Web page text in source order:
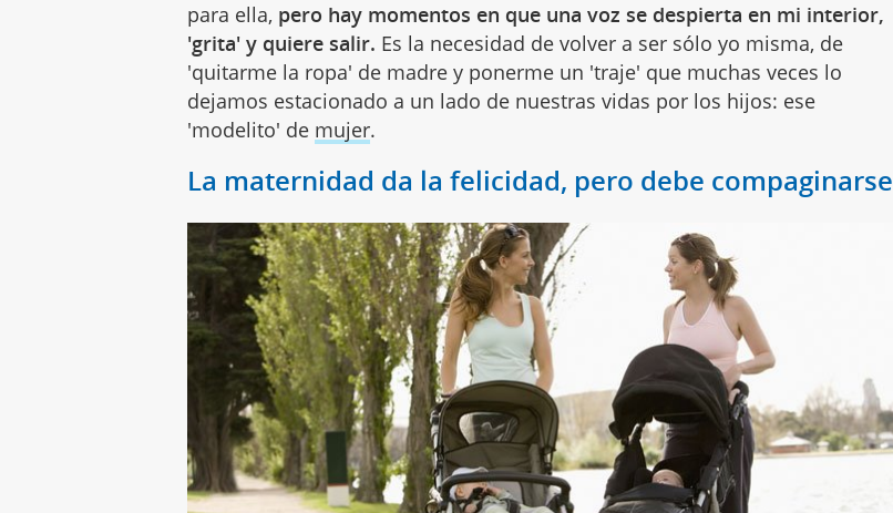
para ella, pero hay momentos en que una voz se despierta en mi interior,
'grita' y quiere salir. Es la necesidad de volver a ser sólo yo misma, de
'quitarme la ropa' de madre y ponerme un 'traje' que muchas veces lo
dejamos estacionado a un lado de nuestras vidas por los hijos: ese
'modelito' de mujer.
La maternidad da la felicidad, pero debe compaginarse